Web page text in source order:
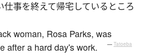
仕事を終えて帰宅 している ところ
woman, Rosa Parks, was
after a hard day's work.
— Tatoeba